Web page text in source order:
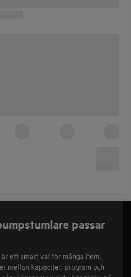
passar
ett smart val för många hem,
mellan kapacitet, program och